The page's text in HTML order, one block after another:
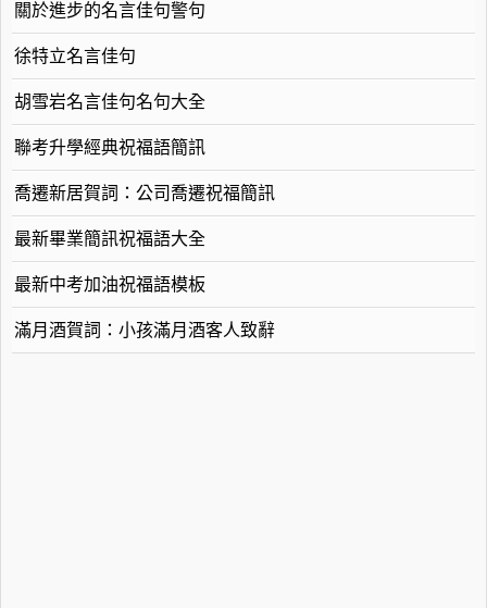
關於進步的名言佳句警句
徐特立名言佳句
胡雪岩名言佳句名句大全
聯考升學經典祝福語簡訊
喬遷新居賀詞：公司喬遷祝福簡訊
最新畢業簡訊祝福語大全
最新中考加油祝福語模板
滿月酒賀詞：小孩滿月酒客人致辭